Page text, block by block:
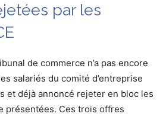
par les
de commerce n’a pas encore
salariés du comité d’entreprise
et déjà annoncé rejeter en bloc les
présentées. Ces trois offres